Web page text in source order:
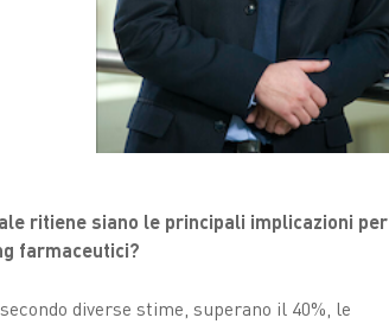
ritiene siano le principali implicazioni per
farmaceutici?
diverse stime, superano il 40%, le